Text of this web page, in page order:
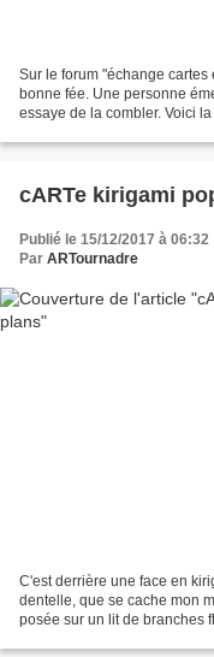
Sur le forum "échange
bonne fée. Une personne
essaye de la combler. Voici
cARTe kirigami
Publié le 15/12/2017 à 06:32
Par ARTournadre
C'est derrière une face en
dentelle, que se cache mon
posée sur un lit de branches